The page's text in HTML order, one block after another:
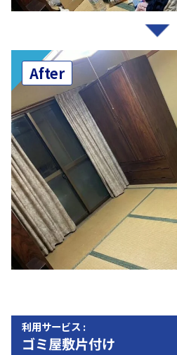
After
利用サービス :
ゴミ屋敷片付け